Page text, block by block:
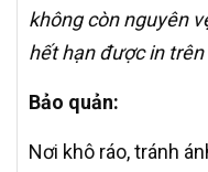
không còn nguyên
hết hạn được in trên
Bảo quản:
Nơi khô ráo, tránh